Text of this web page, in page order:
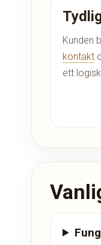
Kunden
kontakt
ett